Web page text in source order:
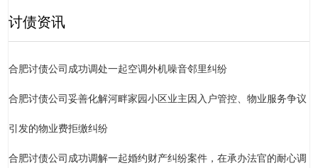
讨债资讯
合肥讨债公司成功调处一起空调外机噪音邻里纠纷
合肥讨债公司妥善化解河畔家园小区业主因入户管控、物业服务争议
引发的物业费拒缴纠纷
合肥讨债公司成功调解一起婚约财产纠纷案件，在承办法官的耐心调